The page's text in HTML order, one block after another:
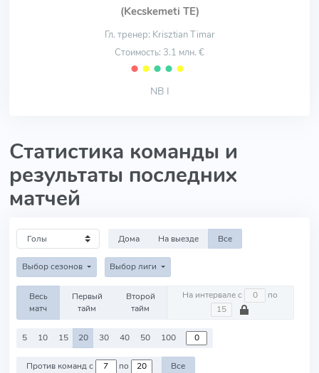
(Kecskemeti TE)
Гл. тренер: Krisztian Timar
Стоимость: 3.1 млн. €
⬤ ⬤ ⬤ ⬤ ⬤
NB I
Статистика команды и
результаты последних
матчей
Дома На выезде Все
Выбор сезонов Выбор лиги
Весь
матч
Первый
тайм
Второй
тайм
На интервале с по
5 10 15 20 30 40 50 100
Против команд с по Все